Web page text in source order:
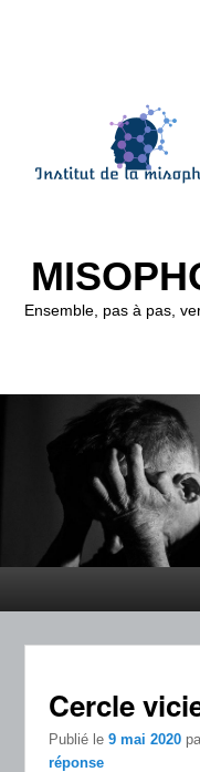
Ensemble, pas à pas,
Cercle
Publié le 9 mai 2020
réponse